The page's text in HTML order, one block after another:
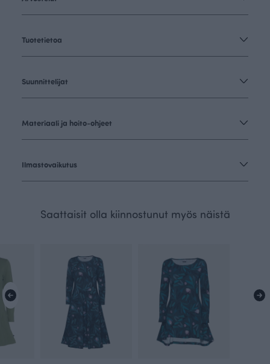
Tuotetietoa
Suunnittelijat
Materiaali ja hoito-ohjeet
Ilmastovaikutus
Saattaisit olla kiinnostunut myös näistä